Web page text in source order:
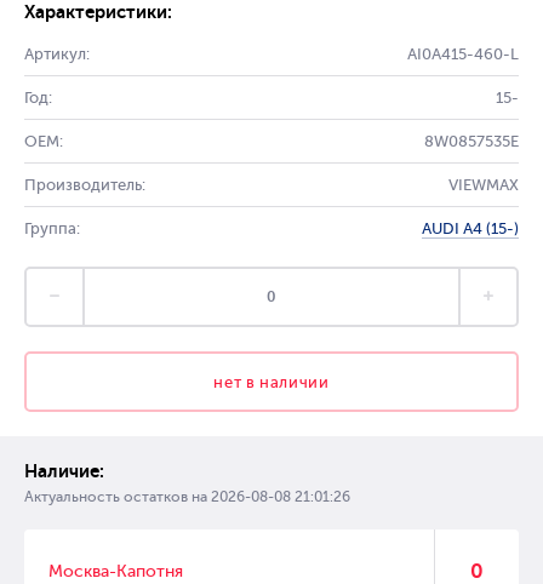
Характеристики:
Артикул: AI0A415-460-L
Год: 15-
OEM: 8W0857535E
Производитель: VIEWMAX
Группа: AUDI A4 (15-)
нет в наличии
Наличие:
Актуальность остатков на 2026-08-08 21:01:26
Москва-Капотня 0